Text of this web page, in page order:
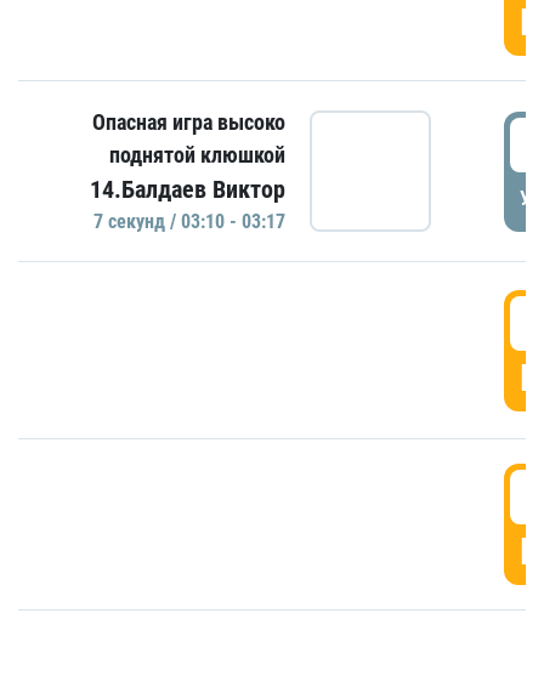
Опасная игра высоко
поднятой клюшкой
14.Балдаев Виктор
7 секунд / 03:10 - 03:17